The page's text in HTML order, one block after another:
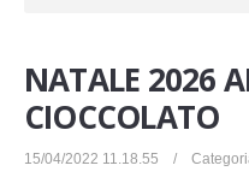
NATALE 2026
CIOCCOLATO
15/04/2022 11.18.55 /